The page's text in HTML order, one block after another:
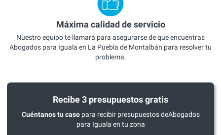
Máxima calidad de servicio
Nuestro equipo te llamará para asegurarse de que encuentras
Abogados para Iguala en La Puebla de Montalbán para resolver tu
problema.
Recibe 3 presupuestos gratis
Cuéntanos tu casopara recibir presupuestos deAbogados
para Iguala en tu zona